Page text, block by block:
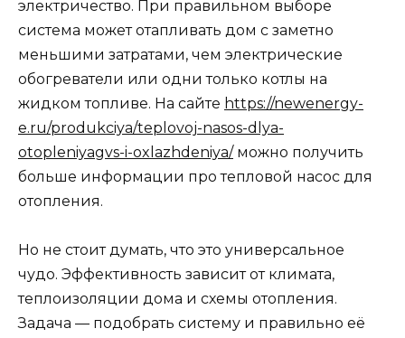
электричество. При правильном выборе
система может отапливать дом с заметно
меньшими затратами, чем электрические
обогреватели или одни только котлы на
жидком топливе. На сайте https://newenergy-
e.ru/produkciya/teplovoj-nasos-dlya-
otopleniyagvs-i-oxlazhdeniya/можно получить
больше информации про тепловой насос для
отопления.
Но не стоит думать, что это универсальное
чудо. Эффективность зависит от климата,
теплоизоляции дома и схемы отопления.
Задача — подобрать систему и правильно её